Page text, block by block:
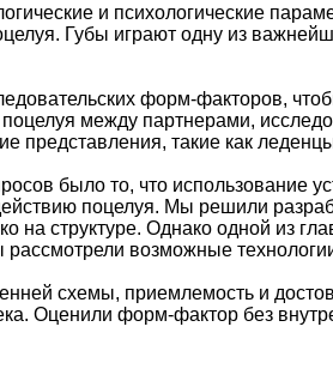
и психологические
Губы играют одну из
форм-факторов,
между партнерами,
представления, такие как
было то, что использование
поцелуя. Мы решили
на структуре. Однако одной из
возможные
схемы, приемлемость и
Оценили форм-фактор без